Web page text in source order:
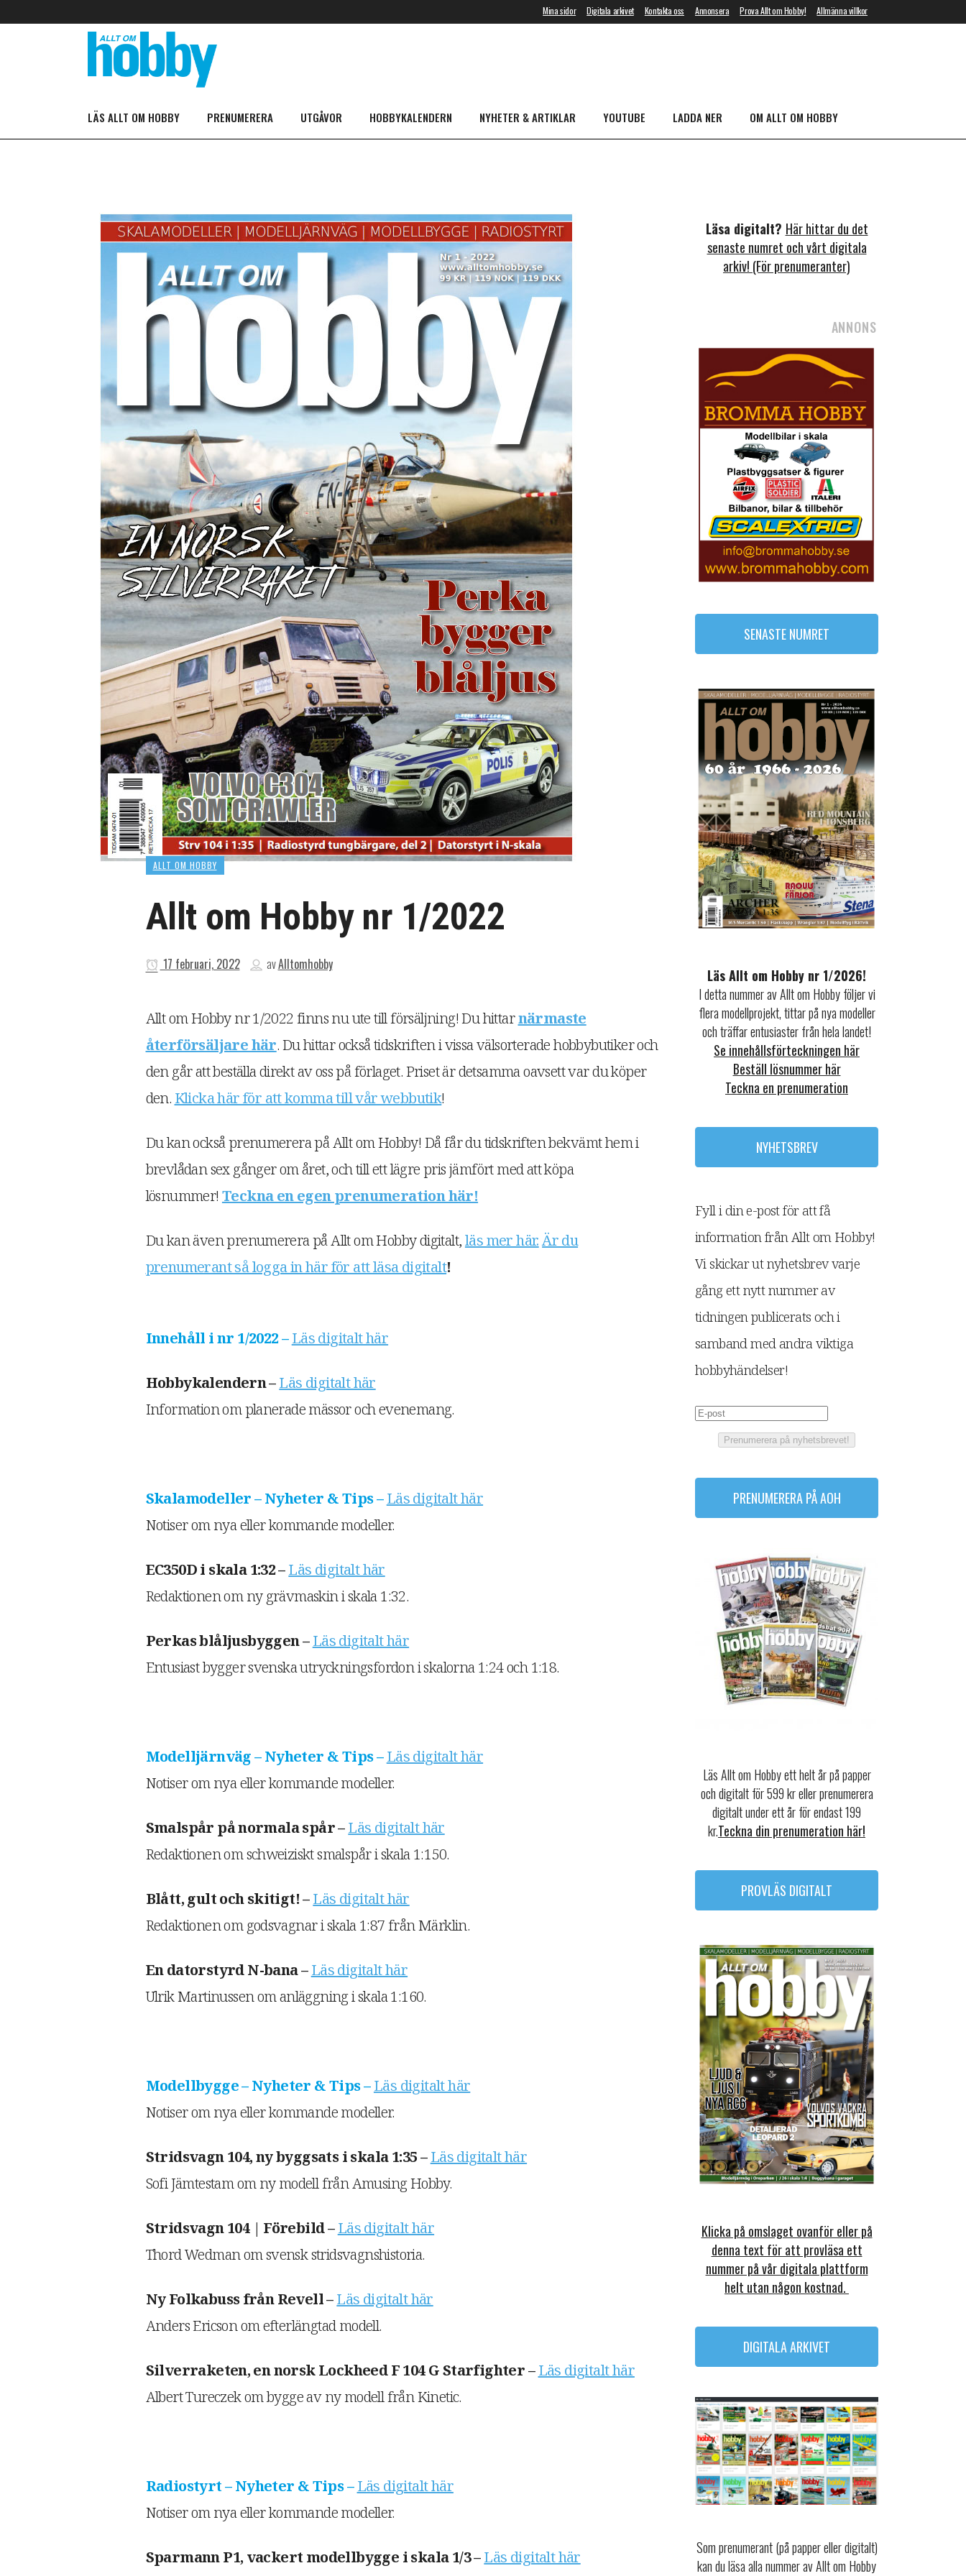
Mina sidor Digitala arkivet Kontakta oss Annonsera Prova Allt om Hobby! Allmänna villkor
LÄS ALLT OM HOBBY PRENUMERERA UTGÅVOR HOBBYKALENDERN NYHETER & ARTIKLAR YOUTUBE LADDA NER OM ALLT OM HOBBY
ALLT OM HOBBY
Allt om Hobby nr 1/2022
17 februari, 2022 avAlltomhobby
Allt om Hobby nr 1/2022 finns nu ute till försäljning! Du hittarnärmaste
återförsäljare här. Du hittar också tidskriften i vissa välsorterade hobbybutiker och
den går att beställa direkt av oss på förlaget. Priset är detsamma oavsett var du köper
den. Klicka här för att komma till vår webbutik!
Du kan också prenumerera på Allt om Hobby! Då får du tidskriften bekvämt hem i
brevlådan sex gånger om året, och till ett lägre pris jämfört med att köpa
lösnummer! Teckna en egen prenumeration här!
Du kan även prenumerera på Allt om Hobby digitalt,läs mer här.Är du
prenumerant så logga in här för att läsa digitalt!
Innehåll i nr 1/2022 –Läs digitalt här
Hobbykalendern –Läs digitalt här
Information om planerade mässor och evenemang.
Skalamodeller – Nyheter & Tips –Läs digitalt här
Notiser om nya eller kommande modeller.
EC350D i skala 1:32 –Läs digitalt här
Redaktionen om ny grävmaskin i skala 1:32.
Perkas blåljusbyggen –Läs digitalt här
Entusiast bygger svenska utryckningsfordon i skalorna 1:24 och 1:18.
Modelljärnväg – Nyheter & Tips –Läs digitalt här
Notiser om nya eller kommande modeller.
Smalspår på normala spår –Läs digitalt här
Redaktionen om schweiziskt smalspår i skala 1:150.
Blått, gult och skitigt! –Läs digitalt här
Redaktionen om godsvagnar i skala 1:87 från Märklin.
En datorstyrd N-bana –Läs digitalt här
Ulrik Martinussen om anläggning i skala 1:160.
Modellbygge – Nyheter & Tips –Läs digitalt här
Notiser om nya eller kommande modeller.
Stridsvagn 104, ny byggsats i skala 1:35 –Läs digitalt här
Sofi Jämtestam om ny modell från Amusing Hobby.
Stridsvagn 104 | Förebild –Läs digitalt här
Thord Wedman om svensk stridsvagnshistoria.
Ny Folkabuss från Revell –Läs digitalt här
Anders Ericson om efterlängtad modell.
Silverraketen, en norsk Lockheed F 104 G Starfighter –Läs digitalt här
Albert Tureczek om bygge av ny modell från Kinetic.
Radiostyrt – Nyheter & Tips –Läs digitalt här
Notiser om nya eller kommande modeller.
Sparmann P1, vackert modellbygge i skala 1/3 –Läs digitalt här
Läsa digitalt? Här hittar du det
senaste numret och vårt digitala
arkiv! (För prenumeranter)
ANNONS
SENASTE NUMRET
Läs Allt om Hobby nr 1/2026!
I detta nummer av Allt om Hobby följer vi
flera modellprojekt, tittar på nya modeller
och träffar entusiaster från hela landet!
Se innehållsförteckningen här
Beställ lösnummer här
Teckna en prenumeration
NYHETSBREV
Fyll i din e-post för att få
information från Allt om Hobby!
Vi skickar ut nyhetsbrev varje
gång ett nytt nummer av
tidningen publicerats och i
samband med andra viktiga
hobbyhändelser!
Prenumerera på nyhetsbrevet!
PRENUMERERA PÅ AOH
Läs Allt om Hobby ett helt år på papper
och digitalt för 599 kr eller prenumerera
digitalt under ett år för endast 199
kr.Teckna din prenumeration här!
PROVLÄS DIGITALT
Klicka på omslaget ovanför eller på
denna text för att provläsa ett
nummer på vår digitala plattform
helt utan någon kostnad.
DIGITALA ARKIVET
Som prenumerant (på papper eller digitalt)
kan du läsa alla nummer av Allt om Hobby